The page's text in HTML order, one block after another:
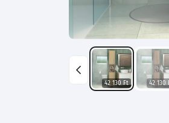
42 130 Ft 42 130